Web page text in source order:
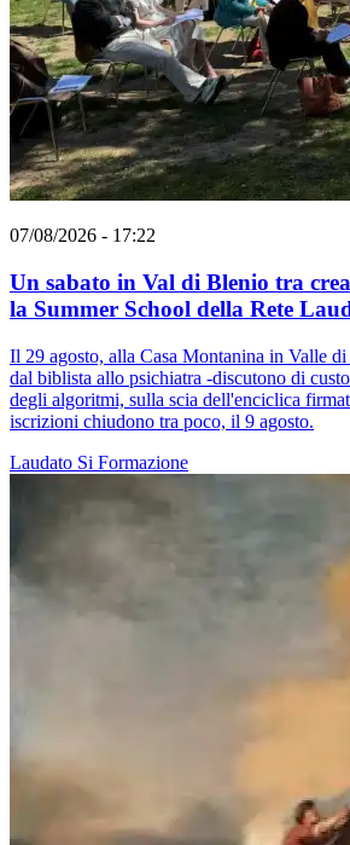
07/08/2026 - 17:22
Un sabato in Val di Blenio tra
la Summer School della Rete
Il 29 agosto, alla Casa Montanina in Valle
dal biblista allo psichiatra -discutono di
degli algoritmi, sulla scia dell'enciclica
iscrizioni chiudono tra poco, il 9 agosto.
Laudato Si Formazione